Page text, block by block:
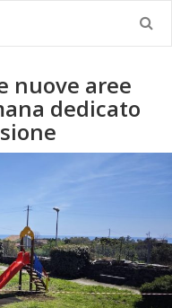
nuove aree
dedicato